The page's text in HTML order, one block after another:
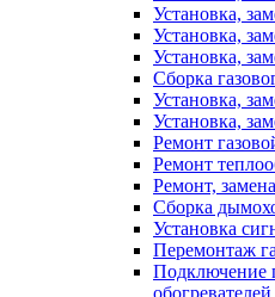
Установка,
Установка,
Установка,
Сборка
Установка,
Установка,
Ремонт
Ремонт
Ремонт,
Сборка
Установка
Перемонтаж
Подключение
обогревателей